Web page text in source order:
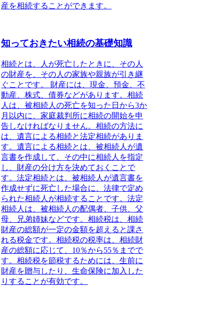
産を相続することができます。
知っておきたい相続の基礎知識
相続とは、人が死亡したときに、その人
の財産を、その人の家族や親族が引き継
ぐことです。
財産には、現金、預金、不
動産、株式、債券などがあります。相続
人は、被相続人の死亡を知った日から3か
月以内に、家庭裁判所に相続の開始を申
告しなければなりません。相続の方法に
は、遺言による相続と法定相続がありま
す。遺言による相続とは、被相続人が遺
言書を作成して、その中に相続人を指定
し、財産の分け方を決めておくことで
す。法定相続とは、被相続人が遺言書を
作成せずに死亡した場合に、法律で定め
られた相続人が相続することです。法定
相続人は、被相続人の配偶者、子供、父
母、兄弟姉妹などです。相続税は、相続
財産の総額が一定の金額を超えると課さ
れる税金です。相続税の税率は、相続財
産の総額に応じて、10％から55％までで
す。相続税を節税するためには、生前に
財産を贈与したり、生命保険に加入した
りすることが有効です。